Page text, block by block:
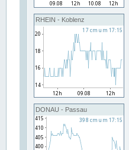
RHEIN - Koblenz
DONAU - Passau